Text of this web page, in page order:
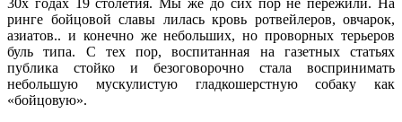
30х годах 19 столетия. Мы же до сих пор не пережили. На
ринге бойцовой славы лилась кровь ротвейлеров, овчарок,
азиатов.. и конечно же небольших, но проворных терьеров
буль типа. С тех пор, воспитанная на газетных статьях
публика стойко и безоговорочно стала воспринимать
небольшую мускулистую гладкошерстную собаку как
«бойцовую».